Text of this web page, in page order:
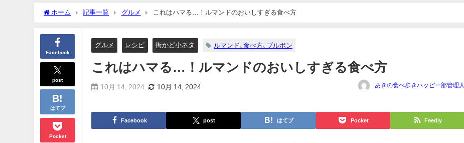
ホーム 記事一覧 グルメ これはハマる…！ルマンドのおいしすぎる食べ方
Facebook
post
はてブ
Pocket
グルメ レシピ 街かど小ネタ ルマンド､食べ方､ブルボン
これはハマる…！ルマンドのおいしすぎる食べ方
10月 14, 2024 10月 14, 2024 あきの食べ歩きハッピー部管理人
Facebook post はてブ Pocket Feedly